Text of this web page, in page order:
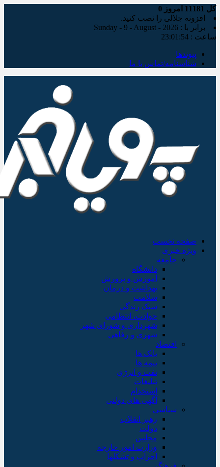
کل امروز 0
افزونه جلالی را نصب کنید.
برابر با : Sunday - 9 - August - 2026
ساعت : 23:01:55
پیوندها
شناسنامه/تماس با ما
صفحه نخست
ویژه خبری
جامعه
دانشگاه
آموزش و پرورش
بهداشت و درمان
سلامت
سبک زندگی
حوادث، انتظامی
شهرداری و شورای شهر
شهری و رفاهی
اقتصاد
بانک ها
بیمه ها
نفت و انرژی
تبلیغات
استخدام
آگهی های دولتی
سیاسی
رهبر انقلاب
دولت
مجلس
وزارت امور خارجه
احزاب و تشکلها